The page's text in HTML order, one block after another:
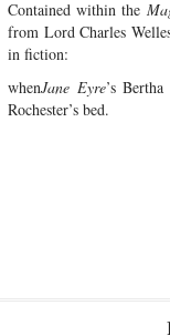
Contained within the
from Lord Charles
in fiction:
whenJane Eyre’s
Rochester’s bed.